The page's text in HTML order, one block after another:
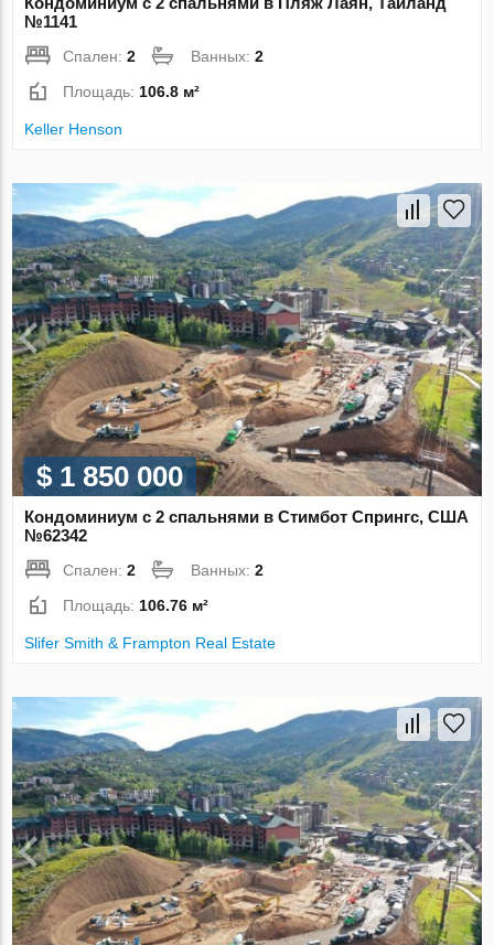
№1141
Спален:2 Ванных:2
Площадь:106.8 м²
Keller Henson
$ 1 850 000
Кондоминиум с 2 спальнями в Стимбот Спрингс, США
№62342
Спален:2 Ванных:2
Площадь: 106.76 м²
Slifer Smith & Frampton Real Estate